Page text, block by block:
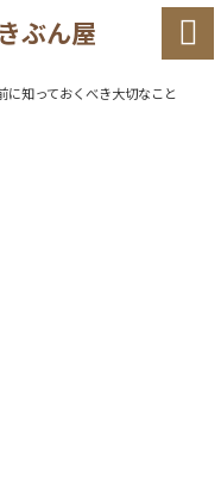
ぶん屋 
に知っておくべき大切なこと